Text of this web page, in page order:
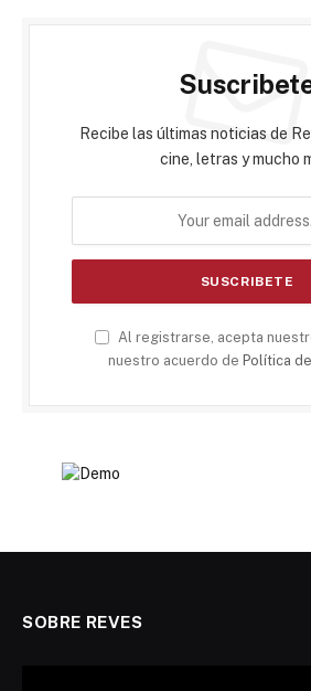
Recibe las últimas noticias de
cine, letras y mucho
Al registrarse, acepta
nuestro acuerdo de Política
SOBRE REVES